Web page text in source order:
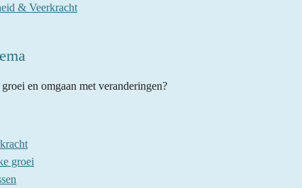
& Veerkracht
en omgaan met veranderingen?
groei